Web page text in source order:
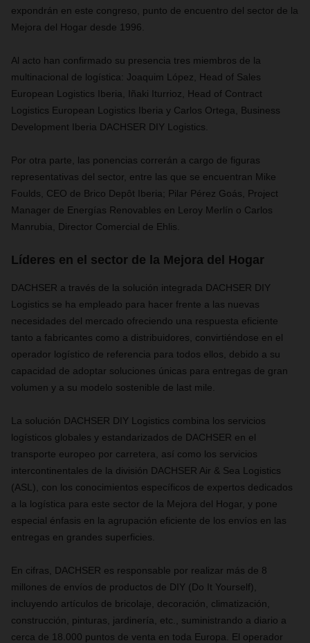
expondrán en este congreso, punto de encuentro del sector de la
Mejora del Hogar desde 1996.
Al acto han confirmado su presencia tres miembros de la
multinacional de logística: Joaquim López, Head of Sales
European Logistics Iberia, Iñaki Iturrioz, Head of Contract
Logistics European Logistics Iberia y Carlos Ortega, Business
Development Iberia DACHSER DIY Logistics.
Por otra parte, las ponencias correrán a cargo de figuras
representativas del sector, entre las que se encuentran Mike
Foulds, CEO de Brico Depôt Iberia; Pilar Pérez Goás, Project
Manager de Energías Renovables en Leroy Merlín o Carlos
Manrubia, Director Comercial de Ehlis.
Líderes en el sector de la Mejora del Hogar
DACHSER a través de la solución integrada DACHSER DIY
Logistics se ha empleado para hacer frente a las nuevas
necesidades del mercado ofreciendo una respuesta eficiente
tanto a fabricantes como a distribuidores, convirtiéndose en el
operador logístico de referencia para todos ellos, debido a su
capacidad de adoptar soluciones únicas para entregas de gran
volumen y a su modelo sostenible de last mile.
La solución DACHSER DIY Logistics combina los servicios
logísticos globales y estandarizados de DACHSER en el
transporte europeo por carretera, así como los servicios
intercontinentales de la división DACHSER Air & Sea Logistics
(ASL), con los conocimientos específicos de expertos dedicados
a la logística para este sector de la Mejora del Hogar, y pone
especial énfasis en la agrupación eficiente de los envíos en las
entregas en grandes superficies.
En cifras, DACHSER es responsable por realizar más de 8
millones de envíos de productos de DIY (Do It Yourself),
incluyendo artículos de bricolaje, decoración, climatización,
construcción, pinturas, jardinería, etc., suministrando a diario a
cerca de 18.000 puntos de venta en toda Europa. El operador